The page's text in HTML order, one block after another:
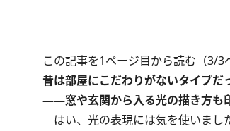
この記事を1ページ目から読む（3/3
昔は部屋にこだわりがないタイプだ
――窓や玄関から入る光の描き方も
はい、光の表現には気を使いまし